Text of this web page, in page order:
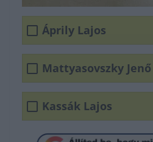
Áprily Lajos
Mattyasovszky Jenő
Kassák Lajos